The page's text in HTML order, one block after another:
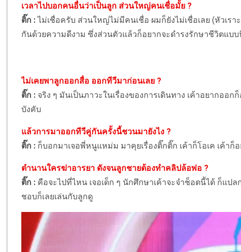
เวลาไปบอกคนอื่นว่าเป็นลูก ส่วนใหญ่คนเชื่อมั้ย ?
ติ๊ก :ไม่เชื่อครับ ส่วนใหญ่ไม่มีคนเชื่อ ผมก็ยังไม่เชื่อเลย (หัวเ
กันด้วยความดีงาม ซึ่งส่วนตัวแล้วก็อยากจะดำรงรักษาชีวิตแบ
ไม่เคยพาลูกออกสื่อ ออกทีวีมาก่อนเลย ?
ติ๊ก : จริง ๆ มันเป็นภาวะในเรื่องของการเดินทาง เค้าอยากออ
บังคับ
แล้วการมาออกทีวีคู่กันครั้งนี้ชวนมายังไง ?
ติ๊ก : ก็บอกมาเจอพี่หนูแหม่ม มาคุยเรื่องติ๊กติ๊ก เค้าก็โอเค เค้าก็อ
ตำนานใครฆ่าอารยา ดังจนลูกชายต้องทำคลิปล้อพ่อ ?
ติ๊ก : คือจะไปที่ไหน เจอเด็ก ๆ นักศึกษาเค้าจะจำช็อตนี้ได้ ก็แป
ชอบก็เลยเล่นกับลูกดู